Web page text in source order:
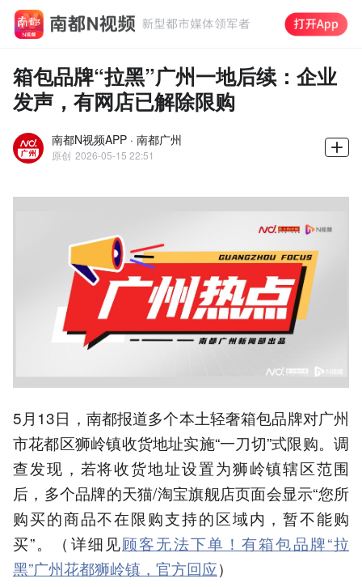
箱包品牌“拉黑”广州一地后续：企业
发声，有网店已解除限购
南都N视频APP · 南都广州
原创 2026-05-15 22:51
5月13日，南都报道多个本土轻奢箱包品牌对广州
市花都区狮岭镇收货地址实施“一刀切”式限购。调
查发现，若将收货地址设置为狮岭镇辖区范围
后，多个品牌的天猫/淘宝旗舰店页面会显示“您所
购买的商品不在限购支持的区域内，暂不能购
买”。（详细见顾客无法下单！有箱包品牌“拉
黑”广州花都狮岭镇，官方回应）